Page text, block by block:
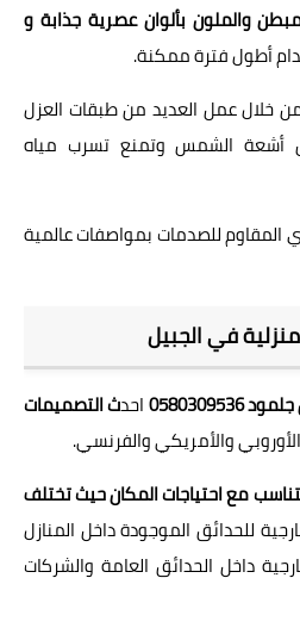
والملون بألوان عصرية جذابة و
أطول فترة ممكنة.
خلال عمل العديد من طبقات العزل
أشعة الشمس وتمنع تسرب مياه
المقاوم للصدمات بمواصفات عالمية
في الجبيل
احدث التصميمات
والأمريكي والفرنسي.
مع احتياجات المكان حيث تختلف
للحدائق الموجودة داخل المنازل
داخل الحدائق العامة والشركات